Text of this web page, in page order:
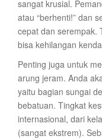
sangat krusial.
atau “berhenti!” dan
cepat dan serempak.
bisa kehilangan
Penting juga untuk
arung jeram. Anda
yaitu bagian sungai
bebatuan. Tingkat
internasional, dari
(sangat ekstrem).